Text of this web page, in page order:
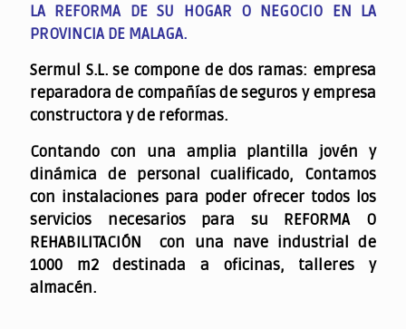
LA REFORMA DE SU HOGAR O NEGOCIO EN LA
PROVINCIA DE MALAGA.
Sermul S.L. se compone de dos ramas: empresa
reparadora de compañías de seguros y empresa
constructora y de reformas.
Contando con una amplia plantilla jovén y
dinámica de personal cualificado, Contamos
con instalaciones para poder ofrecer todos los
servicios necesarios para su REFORMA O
REHABILITACIÓN con una nave industrial de
1000 m2 destinada a oficinas, talleres y
almacén.